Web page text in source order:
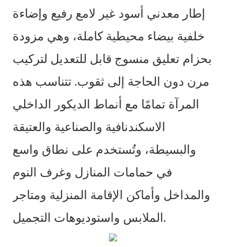
إطار معدني أسود غير لامع رفيع وإضاءة
خلفية بيضاء محيطية كاملة، وهي مزودة
بحزام تعليق منسوج قابل للتعديل لتركيب
مرن دون الحاجة إلى ثقوب. تتناسب هذه
المرآة تمامًا مع أنماط الديكور الداخلي
الاسكندنافية والصناعية والعتيقة
والبسيطة، وتُستخدم على نطاق واسع
في حمامات المنازل وغرف النوم
والمداخل وأماكن الإقامة المنزلية ومتاجر
الملابس واستوديوهات التجميل.